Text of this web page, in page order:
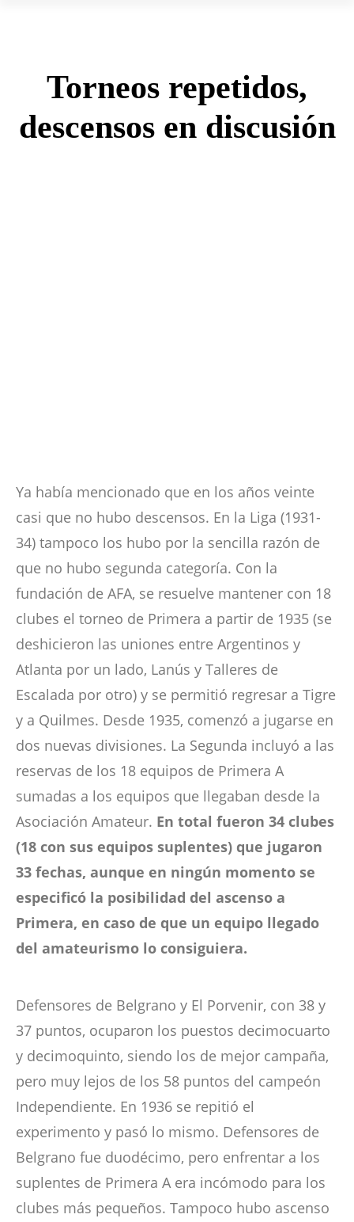
Torneos repetidos,
descensos en discusión
Ya había mencionado que en los años veinte
casi que no hubo descensos. En la Liga (1931-
34) tampoco los hubo por la sencilla razón de
que no hubo segunda categoría. Con la
fundación de AFA, se resuelve mantener con 18
clubes el torneo de Primera a partir de 1935 (se
deshicieron las uniones entre Argentinos y
Atlanta por un lado, Lanús y Talleres de
Escalada por otro) y se permitió regresar a Tigre
y a Quilmes. Desde 1935, comenzó a jugarse en
dos nuevas divisiones. La Segunda incluyó a las
reservas de los 18 equipos de Primera A
sumadas a los equipos que llegaban desde la
Asociación Amateur. En total fueron 34 clubes
(18 con sus equipos suplentes) que jugaron
33 fechas, aunque en ningún momento se
especificó la posibilidad del ascenso a
Primera, en caso de que un equipo llegado
del amateurismo lo consiguiera.
Defensores de Belgrano y El Porvenir, con 38 y
37 puntos, ocuparon los puestos decimocuarto
y decimoquinto, siendo los de mejor campaña,
pero muy lejos de los 58 puntos del campeón
Independiente. En 1936 se repitió el
experimento y pasó lo mismo. Defensores de
Belgrano fue duodécimo, pero enfrentar a los
suplentes de Primera A era incómodo para los
clubes más pequeños. Tampoco hubo ascenso